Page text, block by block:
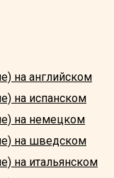
на английском
на испанском
на немецком
на шведском
на итальянском